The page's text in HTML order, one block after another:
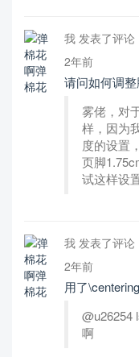
我 发表了评论
2年前
请问如何调
雾佬，对
样，因为
度的设置
页脚
试这样设
我 发表了评论
2年前
用了
@u26254
啊